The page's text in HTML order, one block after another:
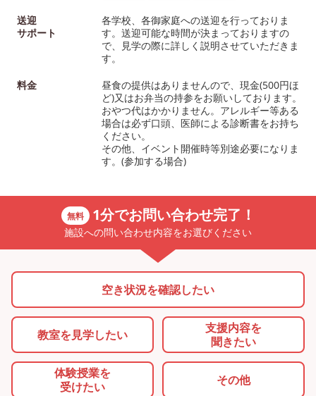
送迎
サポート
各学校、各御家庭への送迎を行っておりま
す。送迎可能な時間が決まっておりますの
で、見学の際に詳しく説明させていただきま
す。
料金
昼食の提供はありませんので、現金(500円ほ
ど)又はお弁当の持参をお願いしております。
おやつ代はかかりません。アレルギー等ある
場合は必ず口頭、医師による診断書をお持ち
ください。
その他、イベント開催時等別途必要になりま
す。(参加する場合)
無料 1分でお問い合わせ完了！
施設への問い合わせ内容をお選びください
空き状況を確認したい
教室を見学したい
支援内容を
聞きたい
体験授業を
受けたい
その他